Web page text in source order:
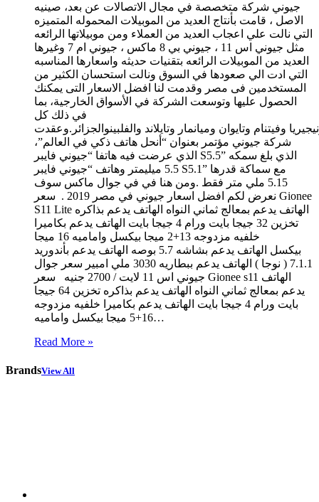
جيوني شركة متخصصة في مجال الاتصالات عن بعد، صينيه
الاصل ، قامت بأنتاج العديد من الموبيلات المحموله المتميزه
التي نالت علي اعجاب العديد من العملاء ومن موبيلاتها الرائعه
مثل جيوني اس 11 ، جيوني بي 8 ماكس ، جيوني ام 7 وغيرها
العديد من الموبيلات الرائعه بتقنيات حديثه واسعارها المناسبه
التي ادت الي صعودها في السوق ونالت استحسان الكثير من
المستخدمين فى مصر وقدمت لنا افضل الاسعار التى يمكنك
الحصول عليها وتوسعت الشركة في الأسواق الخارجية، بما
في ذلك كل
وفيتنام وتايوان وميانمار وتايلاند والفلبينوالجزائر.وعقدت
شركة جيوني مؤتمر بعنوان “أنحل هاتف ذكي في العالم”،
الذي عرضت فيه هاتفا “جيوني فايبر S5.5” الذي بلغ سمكه
5.5 ميليمتر وهاتف “جيوني فايبر S5.1” مع سماكة قدرها
5.15 ملي متر فقط .ومن هنا في في جوال ماكس سوف
نعرض لكم افضل اسعار جيوني في مصر 2019 . سعر Gionee
S11 Lite الهاتف يدعم بمعالج ثماني النواه الهاتف يدعم بذاكره
تخزين 32 جيجا بايت ورام 4 جيجا بايت الهاتف يدعم بكاميرا
خلفيه مزدوجه 13+2 ميجا بيكسل واماميه 16 ميجا
بيكسل الهاتف يدعم بشاشه 5.7 بوصه الهاتف يدعم بأندوريد
7.1.1 ( نوجا ) الهاتف يدعم ببطاريه 3030 ملي امبير سعر جوال
جيوني اس 11 لايت / 2700 جنيه سعر Gionee s11 الهاتف
يدعم بمعالج ثماني النواه الهاتف يدعم بذاكره تخزين 64 جيجا
بايت ورام 4 جيجا بايت الهاتف يدعم بكاميرا خلفيه مزدوجه
16+5 ميجا بيكسل واماميه…
Read More »
BrandsView All